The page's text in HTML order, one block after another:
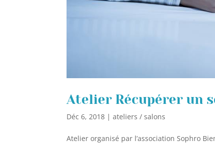
Atelier Récupérer un
Déc 6, 2018 |ateliers / salons
Atelier organisé par l’association Sophro